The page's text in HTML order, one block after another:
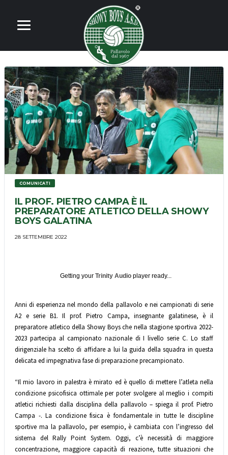
COMUNICATI
IL PROF. PIETRO CAMPA È IL
PREPARATORE ATLETICO DELLA SHOWY
BOYS GALATINA
28 SETTEMBRE 2022
Getting your Trinity Audioplayer ready...
Anni di esperienza nel mondo della pallavolo e nei campionati di serie
A2 e serie B1. Il prof. Pietro Campa, insegnante galatinese, è il
preparatore atletico della Showy Boys che nella stagione sportiva 2022-
2023 partecipa al campionato nazionale di I livello serie C. Lo staff
dirigenziale ha scelto di affidare a lui la guida della squadra in questa
delicata ed impegnativa fase di preparazione precampionato.
“Il mio lavoro in palestra è mirato ed è quello di mettere l’atleta nella
condizione psicofisica ottimale per poter svolgere al meglio i compiti
atletici richiesti dalla disciplina della pallavolo – spiega il prof. Pietro
Campa -. La condizione fisica è fondamentale in tutte le discipline
sportive ma la pallavolo, per esempio, è cambiata con l’ingresso del
sistema del Rally Point System. Oggi, c’è necessità di maggiore
concentrazione, maggiore capacità di reazione, tutte situazioni che